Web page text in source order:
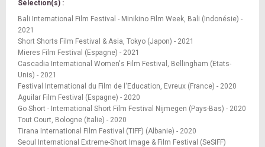
Sélection(s) :
Bali International Film Festival - Minikino Film Week, Bali (Indonésie) -
2021
Short Shorts Film Festival & Asia, Tokyo (Japon) - 2021
Mieres Film Festival (Espagne) - 2021
Cascadia International Women's Film Festival, Bellingham (Etats-
Unis) - 2021
Festival International du Film de l'Education, Evreux (France) - 2020
Aguilar Film Festival (Espagne) - 2020
Go Short - International Short Film Festival Nijmegen (Pays-Bas) - 2020
Tout Court, Bologne (Italie) - 2020
Tirana International Film Festival (TIFF) (Albanie) - 2020
Seoul International Extreme-Short Image & Film Festival (SeSIFF)